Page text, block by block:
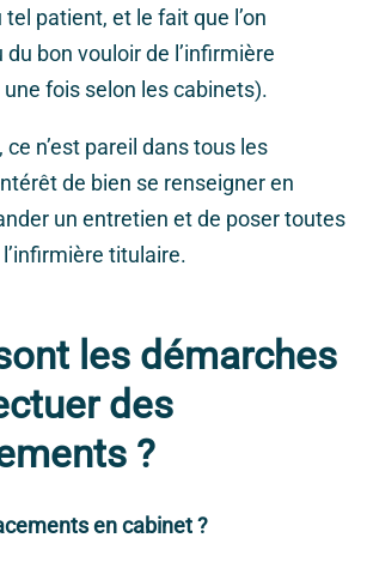
patient, et le fait que l’on
bon vouloir de l’infirmière
fois selon les cabinets).
n’est pareil dans tous les
de bien se renseigner en
un entretien et de poser toutes
titulaire.
les démarches
des
?
en cabinet ?